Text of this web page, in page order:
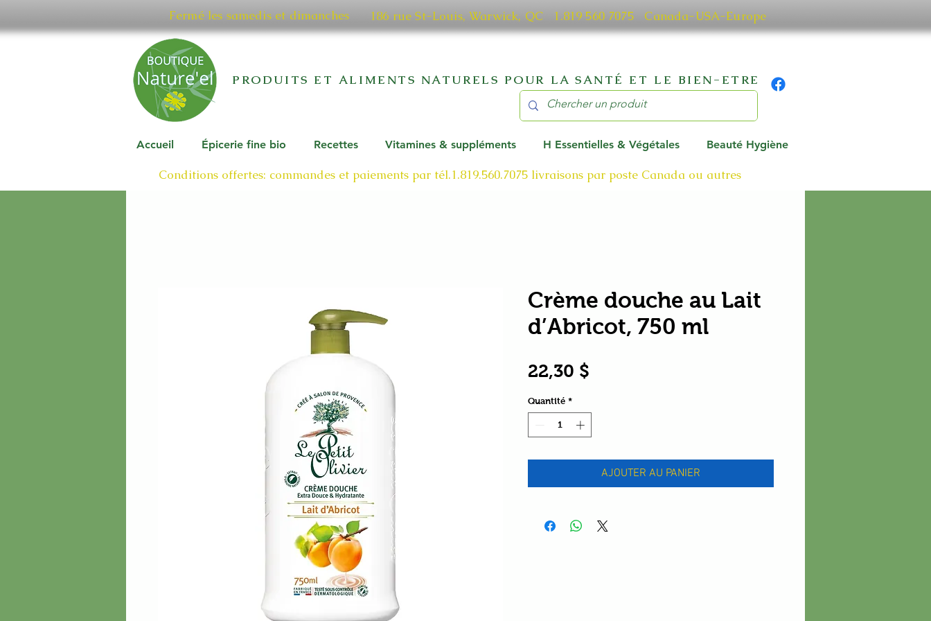
Fermé les samedis et dimanches 186 rue St-Louis, Warwick, QC​ 1.819 560 7075 Canada-USA-Europe
PRODUITS ET ALIMENTS NATURELS POUR LA SANTÉ ET LE BIEN-ETRE
Accueil Épicerie fine bio Recettes Vitamines & suppléments H Essentielles & Végétales Beauté Hygiène
Conditions offertes: commandes et paiements par tél.1.819.560.7075 livraisons par poste Canada ou autres
Crème douche au Lait
d’Abricot, 750 ml
22,30 $
Quantité *
AJOUTER AU PANIER